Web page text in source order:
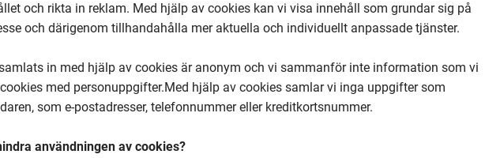
och rikta in reklam. Med hjälp av cookies kan vi visa innehåll som grundar sig på
och därigenom tillhandahålla mer aktuella och individuellt anpassade tjänster.
in med hjälp av cookies är anonym och vi sammanför inte information som vi
med personuppgifter.Med hjälp av cookies samlar vi inga uppgifter som
som e-postadresser, telefonnummer eller kreditkortsnummer.
användningen av cookies?